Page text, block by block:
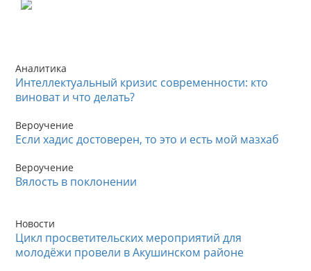
Аналитика
Интеллектуальный кризис современности: кто
виноват и что делать?
Вероучение
Если хадис достоверен, то это и есть мой мазхаб
Вероучение
Вялость в поклонении
Новости
Цикл просветительских мероприятий для
молодёжи провели в Акушинском районе